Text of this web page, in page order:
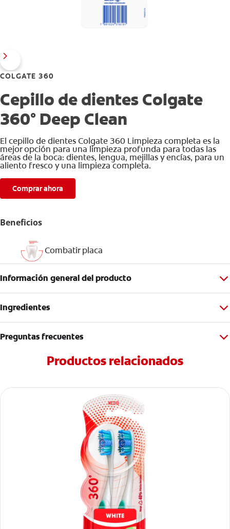
COLGATE 360
Cepillo de dientes Colgate
360° Deep Clean
El cepillo de dientes Colgate 360 Limpieza completa es la
mejor opción para una limpieza profunda para todas las
áreas de la boca: dientes, lengua, mejillas y encías, para un
aliento fresco y una limpieza completa.
Comprar ahora
Beneficios
Combatir placa
Información general del producto
Ingredientes
Preguntas frecuentes
Productos relacionados